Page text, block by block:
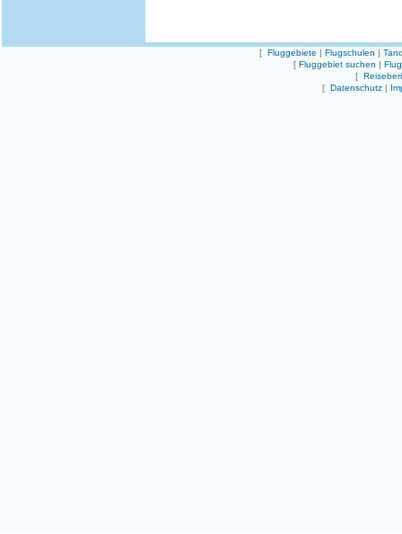
[ Fluggebiete | Flugschulen |
[ Fluggebiet suchen |
[
[ Datenschutz |